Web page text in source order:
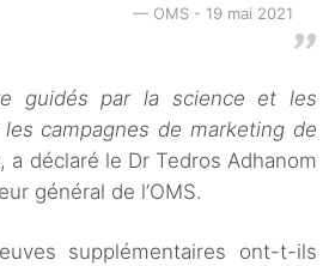
OMS - 19 mai 2021
guidés par la science et les
campagnes de marketing de
, a déclaré le Dr Tedros Adhanom
général de l’OMS.
supplémentaires ont-t-ils